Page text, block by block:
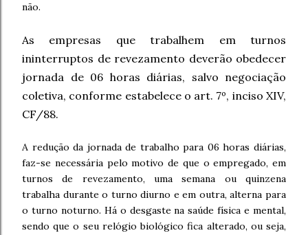
não.
As empresas que trabalhem em turnos
ininterruptos de revezamento deverão obedecer
jornada de 06 horas diárias, salvo negociação
coletiva, conforme estabelece o art. 7º, inciso XIV,
CF/88.
A redução da jornada de trabalho para 06 horas diárias,
faz-se necessária pelo motivo de que o empregado, em
turnos de revezamento, uma semana ou quinzena
trabalha durante o turno diurno e em outra, alterna para
o turno noturno. Há o desgaste na saúde física e mental,
sendo que o seu relógio biológico fica alterado, ou seja,